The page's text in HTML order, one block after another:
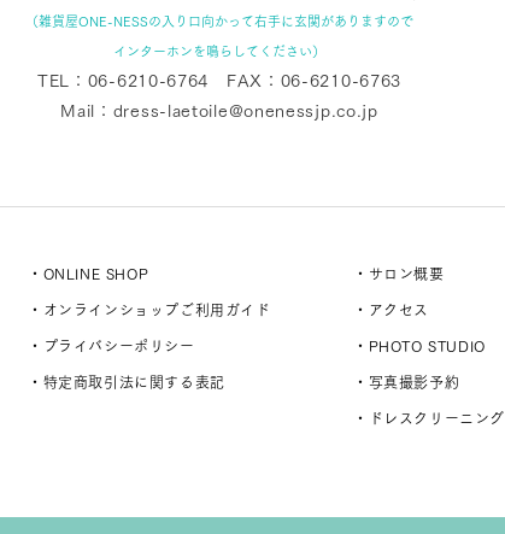
（雑貨屋ONE-NESSの入り口向かって右手に玄関がありますので
インターホンを鳴らしてください）
TEL： 06-6210-6764 FAX：06-6210-6763
Mail： dress-laetoile@onenessjp.co.jp
・ONLINE SHOP
・オンラインショップご利用ガイド
・プライバシーポリシー
・特定商取引法に関する表記
・サロン概要
・アクセス
・PHOTO STUDIO
・写真撮影予約
・ドレスクリーニング